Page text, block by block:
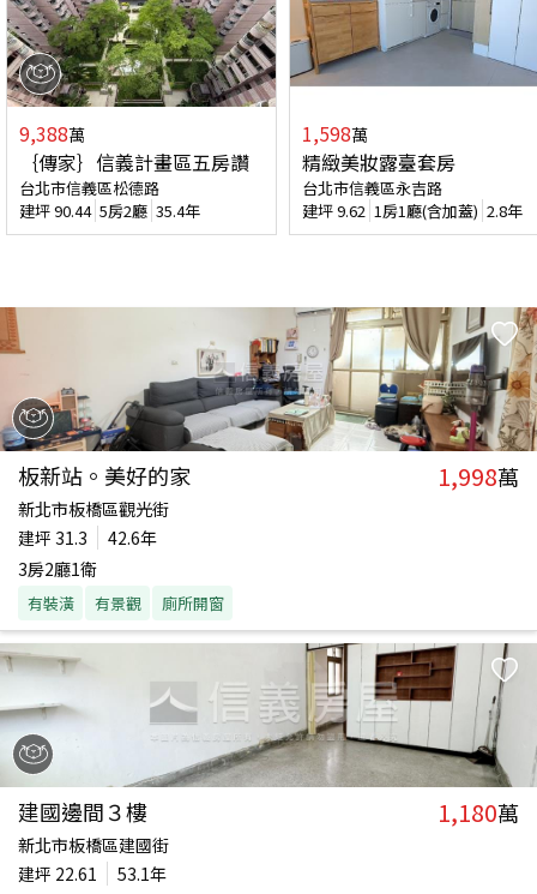
9,388萬
｛傳家｝信義計畫區五房讚
台北市信義區松德路
建坪90.44 5房2廳 35.4年
1,598萬
精緻美妝露臺套房
台北市信義區永吉路
建坪9.62 1房1廳(含加蓋) 2.8年
板新站。美好的家 1,998萬
新北市板橋區觀光街
建坪 31.3
42.6年
3房2廳1衛
有裝潢 有景觀 廁所開窗
建國邊間３樓 1,180萬
新北市板橋區建國街
建坪 22.61
53.1年